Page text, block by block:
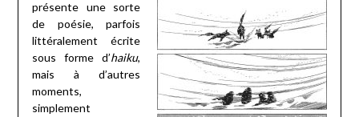
présente une sorte
de poésie, parfois
littéralement écrite
sous forme d’haiku,
mais à d’autres
moments,
simplement